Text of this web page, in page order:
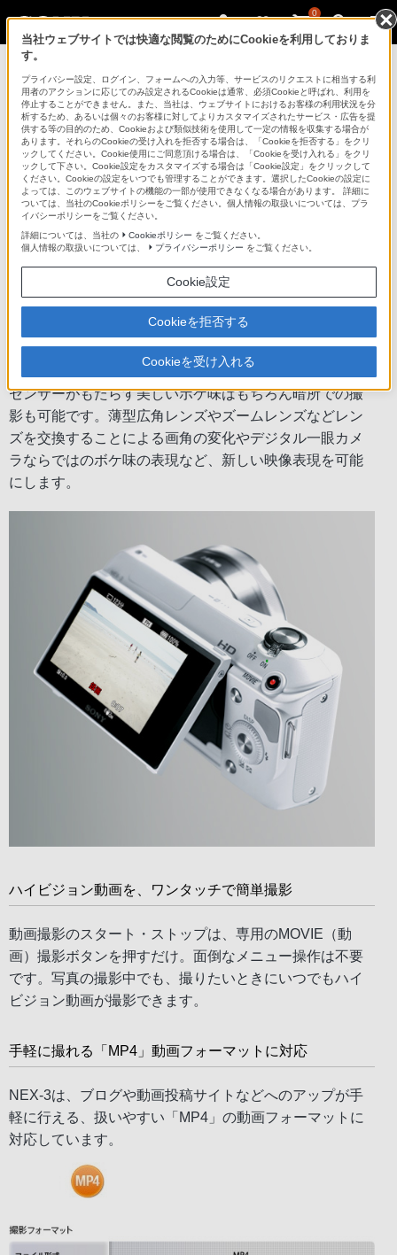
0
NEX-3D
デジタル一眼カメラ NEX-3D
商品の特長 | ハイビジョン動画
前へ
大型センサーならではのハイビジョン動画
ソニーのデジタル一眼カメラで初めて、ハイビジョン
（MP4、1280×720）動画撮影機能を採用しました。大型
センサーがもたらす美しいボケ味はもちろん暗所での撮
影も可能です。薄型広角レンズやズームレンズなどレン
ズを交換することによる画角の変化やデジタル一眼カメ
ラならではのボケ味の表現など、新しい映像表現を可能
にします。
ハイビジョン動画を、ワンタッチで簡単撮影
動画撮影のスタート・ストップは、専用のMOVIE（動
画）撮影ボタンを押すだけ。面倒なメニュー操作は不要
です。写真の撮影中でも、撮りたいときにいつでもハイ
ビジョン動画が撮影できます。
手軽に撮れる「MP4」動画フォーマットに対応
NEX-3は、ブログや動画投稿サイトなどへのアップが手
軽に行える、扱いやすい「MP4」の動画フォーマットに
対応しています。
当社ウェブサイトでは快適な閲覧のためにCookieを利用しておりま
す。
プライバシー設定、ログイン、フォームへの入力等、サービスのリクエストに相当する利
用者のアクションに応じてのみ設定されるCookieは通常、必須Cookieと呼ばれ、利用を
停止することができません。また、当社は、ウェブサイトにおけるお客様の利用状況を分
析するため、あるいは個々のお客様に対してよりカスタマイズされたサービス・広告を提
供する等の目的のため、Cookieおよび類似技術を使用して一定の情報を収集する場合が
あります。それらのCookieの受け入れを拒否する場合は、「Cookieを拒否する」をクリ
ックしてください。Cookie使用にご同意頂ける場合は、「Cookieを受け入れる」をクリ
ックして下さい。Cookie設定をカスタマイズする場合は「Cookie設定」をクリックして
ください。Cookieの設定をいつでも管理することができます。選択したCookieの設定に
よっては、このウェブサイトの機能の一部が使用できなくなる場合があります。 詳細に
ついては、当社のCookieポリシーをご覧ください。個人情報の取扱いについては、プラ
イバシーポリシーをご覧ください。
詳細については、当社の
Cookieポリシー をご覧ください。
個人情報の取扱いについては、
プライバシーポリシー をご覧ください。
Cookie設定
Cookieを拒否する
Cookieを受け入れる